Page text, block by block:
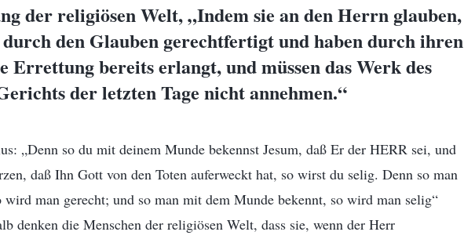
der religiösen Welt, „Indem sie an den Herrn glauben,
den Glauben gerechtfertigt und haben durch ihren
Errettung bereits erlangt, und müssen das Werk des
der letzten Tage nicht annehmen.“
„Denn so du mit deinem Munde bekennst Jesum, daß Er der HERR sei, und
daß Ihn Gott von den Toten auferweckt hat, so wirst du selig. Denn so man
wird man gerecht; und so man mit dem Munde bekennt, so wird man selig“
denken die Menschen der religiösen Welt, dass sie, wenn der Herr